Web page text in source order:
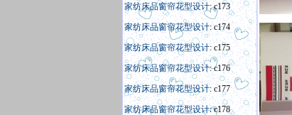
家纺床品窗帘花型设计: c173
家纺床品窗帘花型设计: c174
家纺床品窗帘花型设计: c175
家纺床品窗帘花型设计: c176
家纺床品窗帘花型设计: c177
家纺床品窗帘花型设计: c178